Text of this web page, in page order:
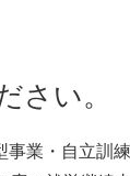
い。
業・自立訓